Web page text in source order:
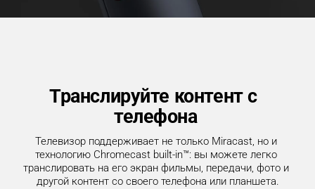
Транслируйте контент с
телефона
Телевизор поддерживает не только Miracast, но и
технологию Chromecast built-in™: вы можете легко
транслировать на его экран фильмы, передачи, фото и
другой контент со своего телефона или планшета.